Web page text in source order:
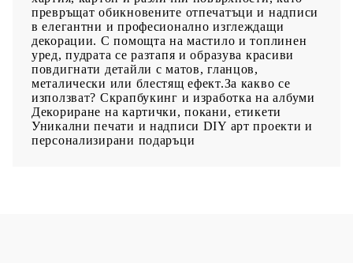
превръщат обикновените отпечатъци и надписи
в елегантни и професионално изглеждащи
декорации. С помощта на мастило и топлинен
уред, пудрата се разтапя и образува красиви
повдигнати детайли с матов, гланцов,
металически или блестящ ефект.За какво се
използват? Скрапбукинг и изработка на албуми
Декориране на картички, покани, етикети
Уникални печати и надписи DIY арт проекти и
персонализирани подаръци